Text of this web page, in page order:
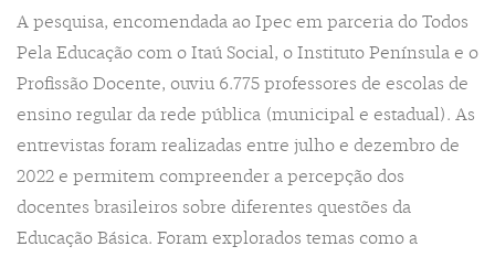
A pesquisa, encomendada ao Ipec em parceria do Todos
Pela Educação com o Itaú Social, o Instituto Península e o
Profissão Docente, ouviu 6.775 professores de escolas de
ensino regular da rede pública (municipal e estadual). As
entrevistas foram realizadas entre julho e dezembro de
2022 e permitem compreender a percepção dos
docentes brasileiros sobre diferentes questões da
Educação Básica. Foram explorados temas como a